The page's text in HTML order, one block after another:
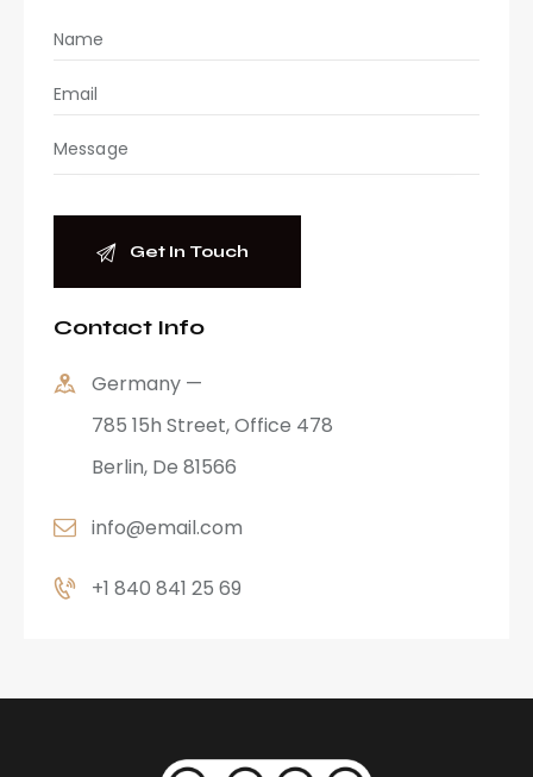
l
t
e
t
v
Contact Info
Germany —
785 15h Street, Office 478
Berlin, De 81566
info@email.com
+1 840 841 25 69